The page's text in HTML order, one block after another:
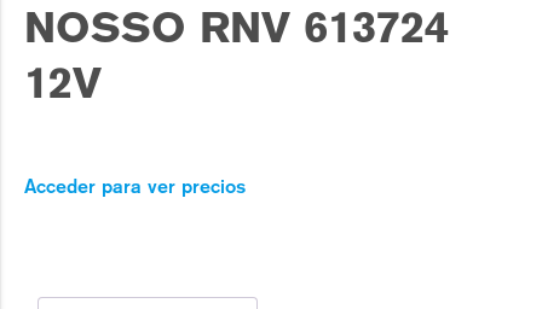
NOSSO RNV 613724
12V
Acceder para ver precios